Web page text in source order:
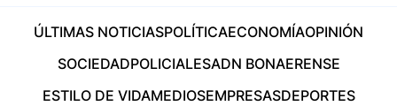
ÚLTIMAS NOTICIASPOLÍTICAECONOMÍAOPINIÓN
SOCIEDADPOLICIALESADN BONAERENSE
ESTILO DE VIDAMEDIOSEMPRESASDEPORTES